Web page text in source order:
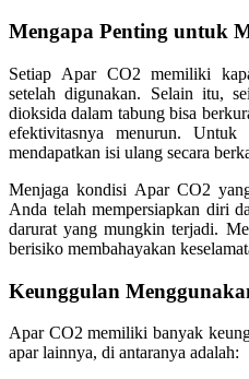
Mengapa Penting untuk
Setiap Apar CO2 memiliki
setelah digunakan. Selain itu,
dioksida dalam tabung bisa
efektivitasnya menurun.
mendapatkan isi ulang secara
Menjaga kondisi Apar CO2
Anda telah mempersiapkan diri
darurat yang mungkin terjadi.
berisiko membahayakan
Keunggulan
Apar CO2 memiliki banyak
apar lainnya, di antaranya adalah: